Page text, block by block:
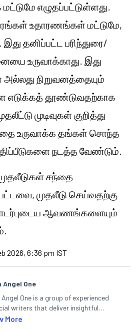
எழுதப்பட்டுள்ளது.
உதாரணங்கள் மட்டுமே,
தனிப்பட்ட பரிந்துரை/
உருவாக்காது. இது
நிறுவனத்தையும்
எடுக்கத் தூண்டுவதற்காக
முடிவுகள் குறித்து
உருவாக்க தங்கள் சொந்த
நடத்த வேண்டும்.
சந்தை
முதலீடு செய்வதற்கு
ஆவணங்களையும்
2026, 6:36 pm IST
Angel One
Angel One is a group of experienced
writers that deliver insightful
on the stock market, IPO, economy,
More